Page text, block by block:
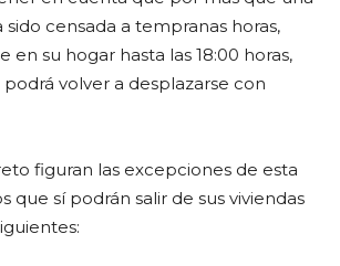
sido censada a tempranas horas,
en su hogar hasta las 18:00 horas,
volver a desplazarse con
figuran las excepciones de esta
que sí podrán salir de sus viviendas